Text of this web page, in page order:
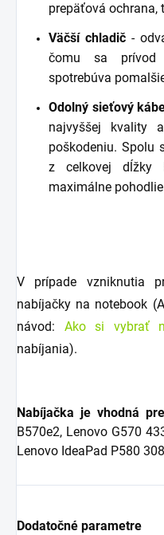
prepäťová ochrana,
Väčší chladič-
čomu sa prívod
spotrebúva
Odolný sieťový
najvyššej kvality
poškodeniu. Spolu
z celkovej
maximálne
V prípade vzniknutia
nabíjačky na notebook
návod: Ako si vybrať
nabíjania).
Nabíjačka je vhodná
B570e2, Lenovo G570
Lenovo IdeaPad P580
Dodatočné parametre